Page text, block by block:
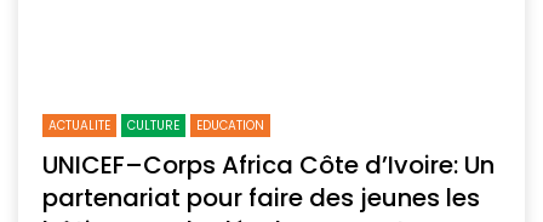
ACTUALITE CULTURE EDUCATION
UNICEF–Corps Africa Côte d’Ivoire: Un
partenariat pour faire des jeunes les